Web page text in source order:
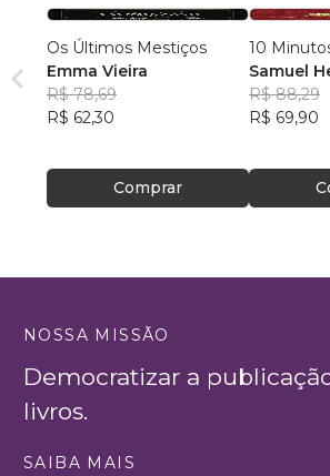
Os Últimos Mestiços
Emma Vieira
R$ 78,69
R$ 62,30
Comprar
10
Samuel
R$ 88,29
R$ 69,90
NOSSA MISSÃO
Democratizar a
livros.
SAIBA MAIS